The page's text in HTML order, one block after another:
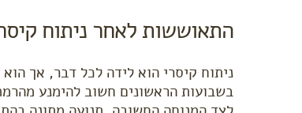
התאוששות לאחר ניתוח
ניתוח קיסרי הוא לידה לכל דבר, אך
בשבועות הראשונים חשוב להימנע